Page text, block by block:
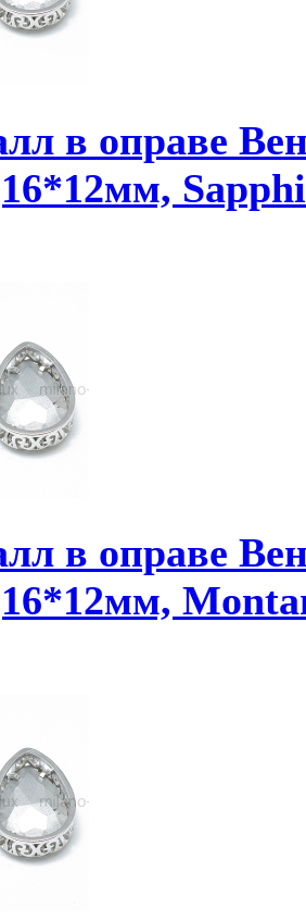
в оправе
в оправе